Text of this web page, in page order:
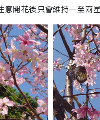
開花後只會維持一至兩